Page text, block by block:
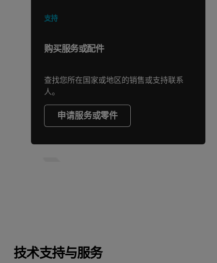
支持
购买服务或配件
查找您所在国家或地区的销售或支持联系
人。
申请服务或零件
技术支持与服务